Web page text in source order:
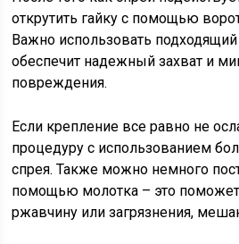
открутить гайку с помощью
Важно использовать
обеспечит надежный захват и
повреждения.
Если крепление все равно не
процедуру с использованием
спрея. Также можно немного
помощью молотка – это поможет
ржавчину или загрязнения,